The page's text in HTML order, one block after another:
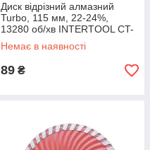
Диск відрізний алмазний
Turbo, 115 мм, 22-24%,
13280 об/хв INTERTOOL CT-
2006
Немає в наявності
89 ₴